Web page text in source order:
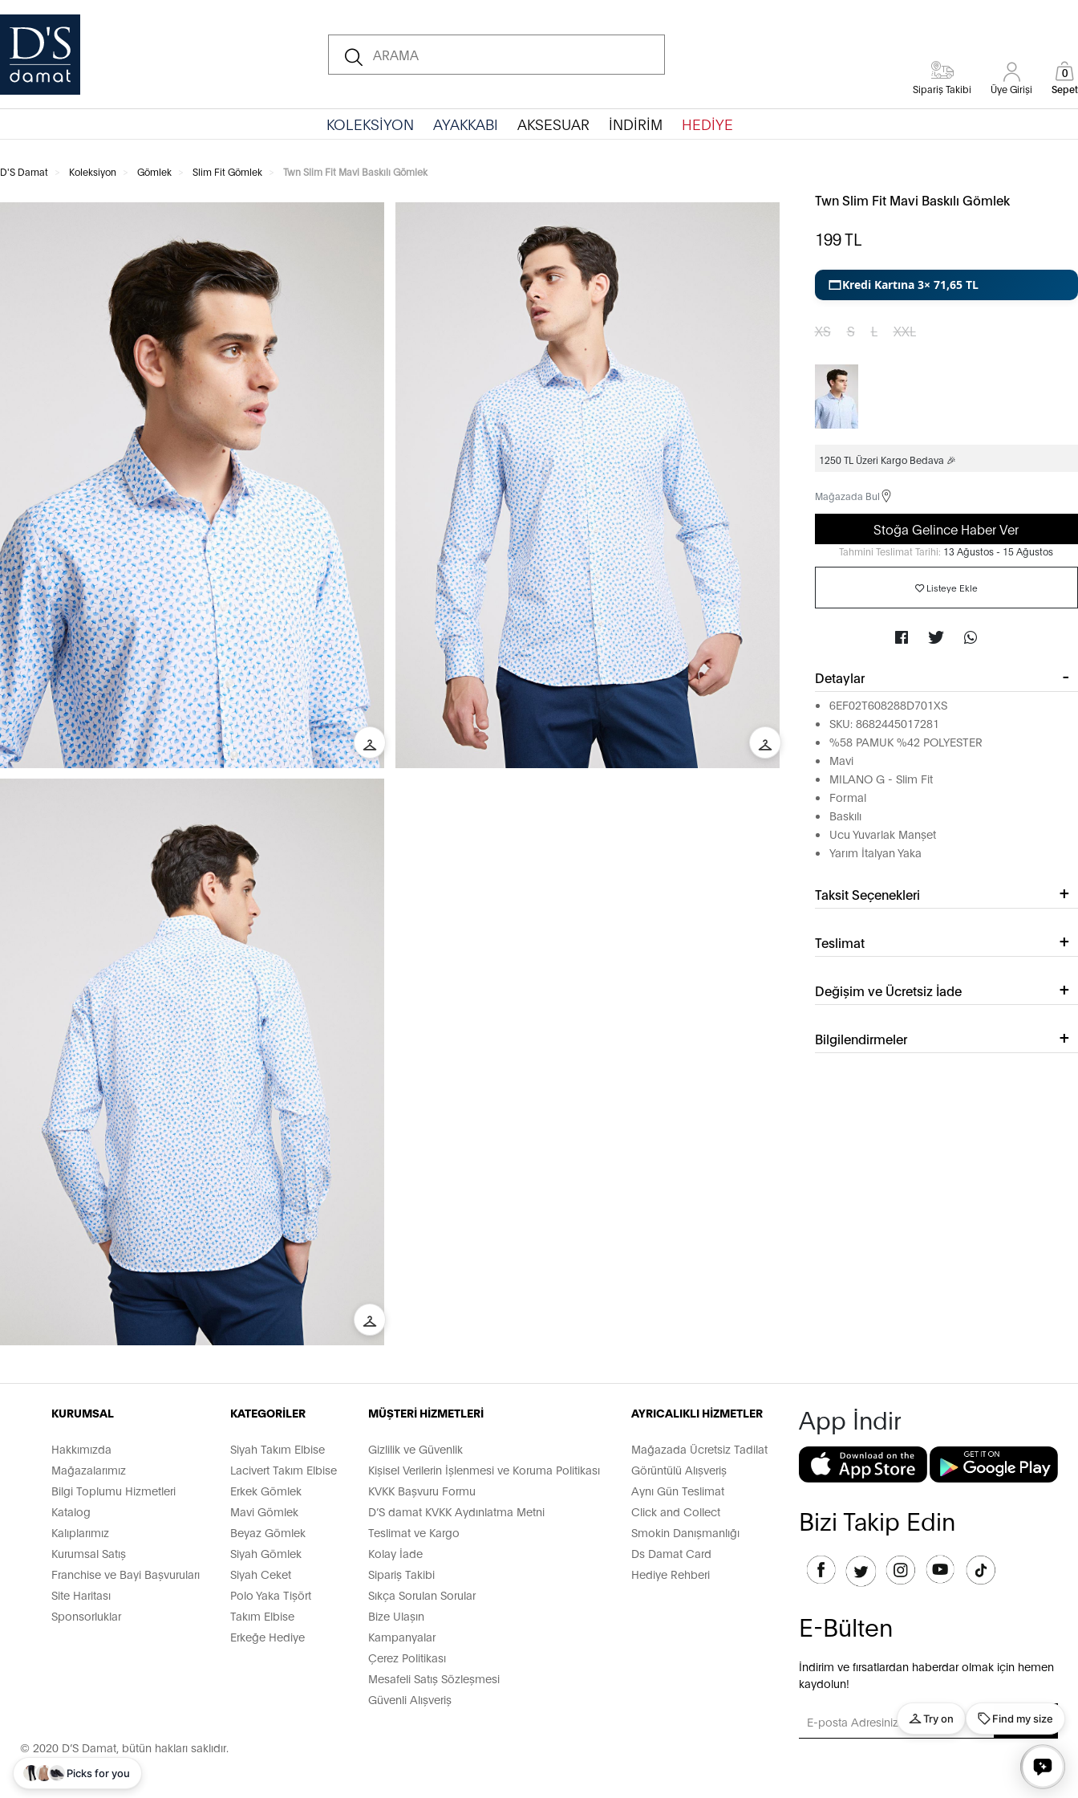
Sipariş Takibi Üye Girişi Sepet
0
KOLEKSİYON AYAKKABI AKSESUAR İNDİRİM HEDİYE
D'S Damat Koleksiyon Gömlek Slim Fit Gömlek Twn Slim Fit Mavi Baskılı Gömlek
Twn Slim Fit Mavi Baskılı Gömlek
199TL
Kredi Kartına 3× 71,65 TL
XS S L XXL
1250 TL Üzeri Kargo Bedava 🎉
Mağazada Bul
Stoğa Gelince Haber Ver
Tahmini Teslimat Tarihi: 13 Ağustos - 15 Ağustos
Listeye Ekle
Detaylar
6EF02T608288D701XS
SKU: 8682445017281
%58 PAMUK %42 POLYESTER
Mavi
MILANO G - Slim Fit
Formal
Baskılı
Ucu Yuvarlak Manşet
Yarım İtalyan Yaka
Taksit Seçenekleri
Teslimat
Değişim ve Ücretsiz İade
Bilgilendirmeler
KURUMSAL
Hakkımızda
Mağazalarımız
Bilgi Toplumu Hizmetleri
Katalog
Kalıplarımız
Kurumsal Satış
Franchise ve Bayi Başvuruları
Site Haritası
Sponsorluklar
KATEGORİLER
Siyah Takım Elbise
Lacivert Takım Elbise
Erkek Gömlek
Mavi Gömlek
Beyaz Gömlek
Siyah Gömlek
Siyah Ceket
Polo Yaka Tişört
Takım Elbise
Erkeğe Hediye
MÜŞTERİ HİZMETLERİ
Gizlilik ve Güvenlik
Kişisel Verilerin İşlenmesi ve Koruma Politikası
KVKK Başvuru Formu
D’S damat KVKK Aydınlatma Metni
Teslimat ve Kargo
Kolay İade
Sipariş Takibi
Sıkça Sorulan Sorular
Bize Ulaşın
Kampanyalar
Çerez Politikası
Mesafeli Satış Sözleşmesi
Güvenli Alışveriş
AYRICALIKLI HİZMETLER
Mağazada Ücretsiz Tadilat
Görüntülü Alışveriş
Aynı Gün Teslimat
Click and Collect
Smokin Danışmanlığı
Ds Damat Card
Hediye Rehberi
App İndir
Bizi Takip Edin
E-Bülten
İndirim ve fırsatlardan haberdar olmak için hemen
kaydolun!
GÖNDER
© 2020 D’S Damat, bütün hakları saklıdır.